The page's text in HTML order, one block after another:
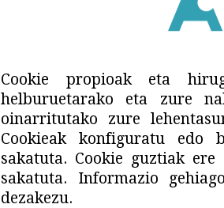
Cookie propioak eta
helburuetarako eta zure
oinarritutako zure
Cookieak konfiguratu edo
sakatuta. Cookie guztiak
sakatuta. Informazio
dezakezu.